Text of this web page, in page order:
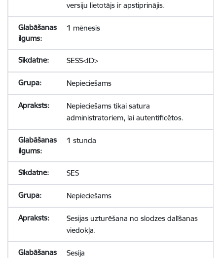
versiju lietotājs ir apstiprinājis.
1 mēnesis
SESS<ID>
Nepieciešams
Nepieciešams tikai satura
administratoriem, lai autentificētos.
1 stunda
SES
Nepieciešams
Sesijas uzturēšana no slodzes dalīšanas
viedokļa.
Sesija